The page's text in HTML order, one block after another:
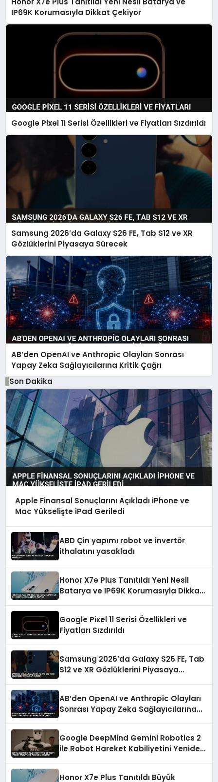
IP69K Korumasıyla Dikkat Çekiyor
Google Pixel 11 Serisi Özellikleri ve Fiyatları Sızdırıldı
Samsung 2026’da Galaxy S26 FE, Tab S12 ve XR
Gözlüklerini Piyasaya Sürecek
AB’den OpenAI ve Anthropic Olayları Sonrası
Yapay Zeka Sağlayıcılarına Kritik Çağrı
Son Dakika
Apple Finansal Sonuçlarını Açıkladı iPhone ve
Mac Yükselişte iPad Geriledi
ABD Çin yapımı robot ve invertör
ithalatını yasakladı
Honor X7e Plus Tanıtıldı Yeni Nesil
Batarya ve IP69K Korumasıyla Dikkat
Google Pixel 11 Serisi Özellikleri ve
Fiyatları Sızdırıldı
Samsung 2026’da Galaxy S26 FE, Tab
S12 ve XR Gözlüklerini Piyasaya
AB’den OpenAI ve Anthropic Olayları
Sonrası Yapay Zeka Sağlayıcılarına
Google DeepMind Gemini Robotics 2
ile Robot Hareket Kabiliyetini Yeniden
Honor X7e Plus Tanıtıldı Büyük